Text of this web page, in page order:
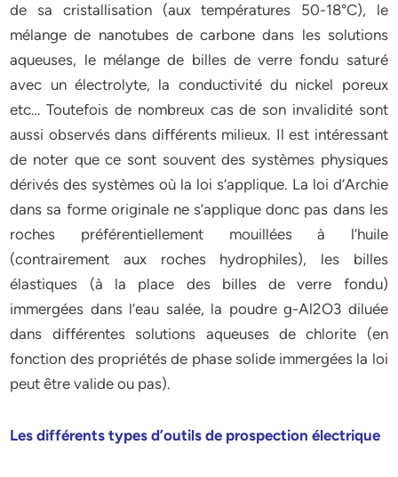
de sa cristallisation (aux températures 50-18°C), le
mélange de nanotubes de carbone dans les solutions
aqueuses, le mélange de billes de verre fondu saturé
avec un électrolyte, la conductivité du nickel poreux
etc… Toutefois de nombreux cas de son invalidité sont
aussi observés dans différents milieux. Il est intéressant
de noter que ce sont souvent des systèmes physiques
dérivés des systèmes où la loi s’applique. La loi d’Archie
dans sa forme originale ne s’applique donc pas dans les
roches préférentiellement mouillées à l’huile
(contrairement aux roches hydrophiles), les billes
élastiques (à la place des billes de verre fondu)
immergées dans l’eau salée, la poudre g-Al2O3 diluée
dans différentes solutions aqueuses de chlorite (en
fonction des propriétés de phase solide immergées la loi
peut être valide ou pas).
Les différents types d’outils de prospection électrique